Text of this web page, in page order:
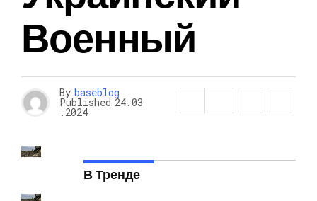
Военный
By baseblog
Published 24.03
.2024
В Тренде